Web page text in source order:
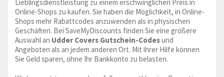
Lieblingsdienstleistung zu einem erschwinglichen Preis in
Online-Shops zu kaufen. Sie haben die Möglichkeit, in Online-
Shops mehr Rabattcodes anzuwenden als in physischen
Geschäften. Bei SaveMyDiscounts finden Sie eine größere
Auswahl an Udder Covers Gutschein-Codesund
Angeboten als an jedem anderen Ort. Mit ihrer Hilfe können
Sie Geld sparen, ohne Ihr Bankkonto zu belasten.